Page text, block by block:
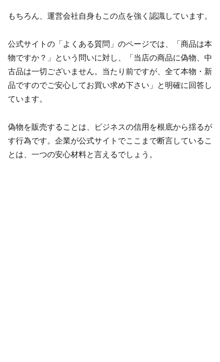
もちろん、運営会社自身もこの点を強く認識しています。
公式サイトの「よくある質問」のページでは、「商品は本
物ですか？」という問いに対し、「当店の商品に偽物、中
古品は一切ございません。当たり前ですが、全て本物・新
品ですのでご安心してお買い求め下さい」と明確に回答し
ています。
偽物を販売することは、ビジネスの信用を根底から揺るが
す行為です。企業が公式サイトでここまで断言しているこ
とは、一つの安心材料と言えるでしょう。